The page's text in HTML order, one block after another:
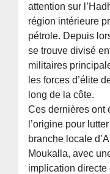
attention sur
région intérieure
pétrole. Depuis
se trouve divisé
militaires
les forces d’élite
long de la côte.
Ces dernières ont
l’origine pour
branche locale
Moukalla, avec
implication directe